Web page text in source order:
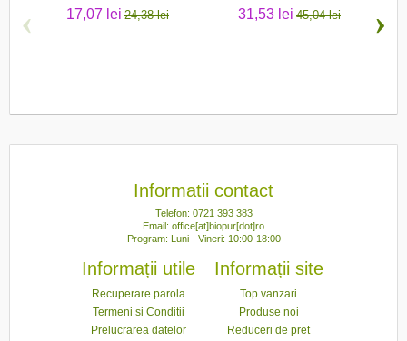
17,07 lei 24,38 lei 31,53 lei 45,04 lei
‹ ›
Informatii contact
Telefon: 0721 393 383
Email: office[at]biopur[dot]ro
Program: Luni - Vineri: 10:00-18:00
Informații utile
Recuperare parola
Termeni si Conditii
Prelucrarea datelor
Informații site
Top vanzari
Produse noi
Reduceri de pret